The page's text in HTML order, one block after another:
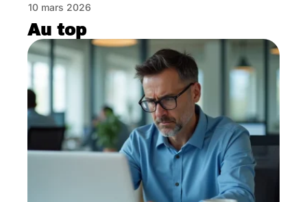
10 mars 2026
Au top